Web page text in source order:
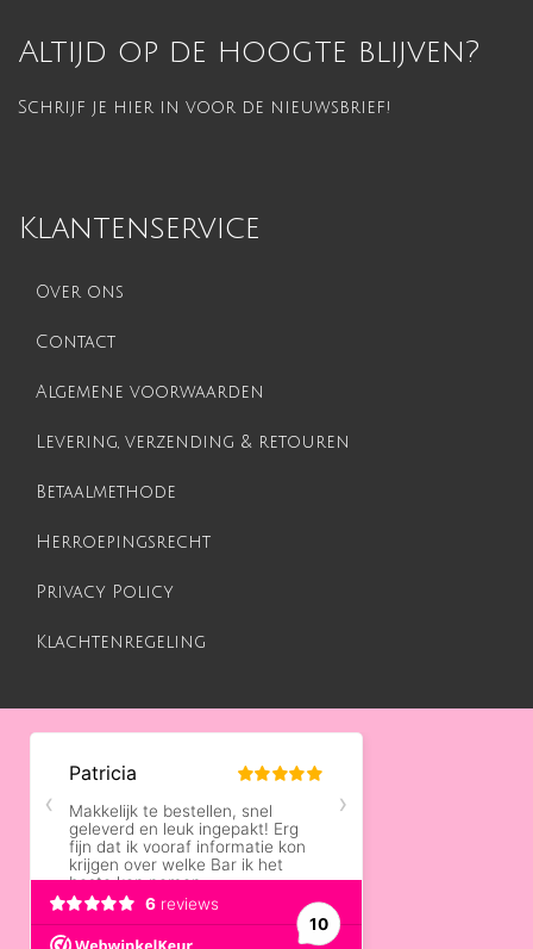
Altijd op de hoogte blijven?
Schrijf je hier in voor de nieuwsbrief!
Klantenservice
Over ons
Contact
Algemene voorwaarden
Levering, verzending & retouren
Betaalmethode
Herroepingsrecht
Privacy Policy
Klachtenregeling